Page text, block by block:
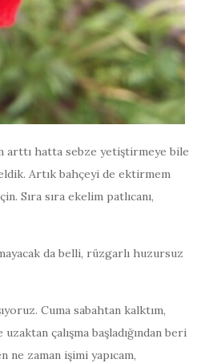
arttı hatta sebze yetiştirmeye bile
Artık bahçeyi de ektirmem
Sıra sıra ekelim patlıcanı,
da belli, rüzgarlı huzursuz
Cuma sabahtan kalktım,
çalışma başladığından beri
ne zaman işimi yapıcam,